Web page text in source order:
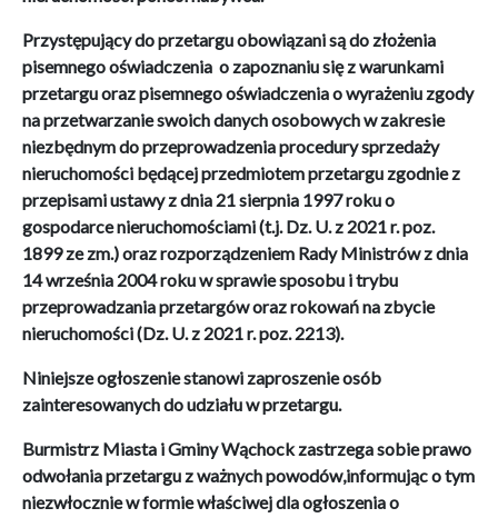
Przystępujący do przetargu obowiązani są do złożenia
pisemnego oświadczenia o zapoznaniu się z warunkami
przetargu oraz pisemnego oświadczenia o wyrażeniu zgody
na przetwarzanie swoich danych osobowych w zakresie
niezbędnym do przeprowadzenia procedury sprzedaży
nieruchomości będącej przedmiotem przetargu zgodnie z
przepisami ustawy z dnia 21 sierpnia 1997 roku o
gospodarce nieruchomościami (t.j. Dz. U. z 2021 r. poz.
1899 ze zm.) oraz rozporządzeniem Rady Ministrów z dnia
14 września 2004 roku w sprawie sposobu i trybu
przeprowadzania przetargów oraz rokowań na zbycie
nieruchomości (Dz. U. z 2021 r. poz. 2213).
Niniejsze ogłoszenie stanowi zaproszenie osób
zainteresowanych do udziału w przetargu.
Burmistrz Miasta i Gminy Wąchock zastrzega sobie prawo
odwołania przetargu z ważnych powodów,informując o tym
niezwłocznie w formie właściwej dla ogłoszenia o